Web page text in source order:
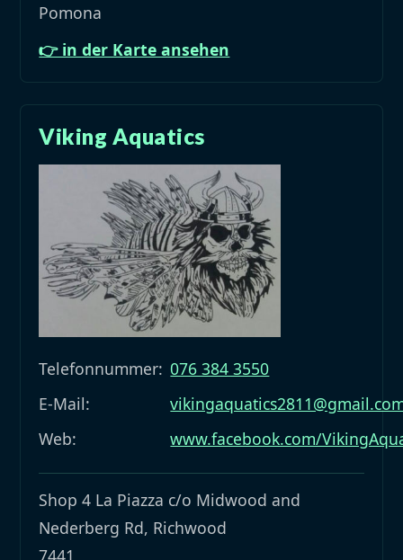
Pomona
👉 in der Karte ansehen
Viking Aquatics
Telefonnummer: 076 384 3550
E-Mail:
Web:
www.facebook.com/
Shop 4 La Piazza c/o Midwood and
Nederberg Rd, Richwood